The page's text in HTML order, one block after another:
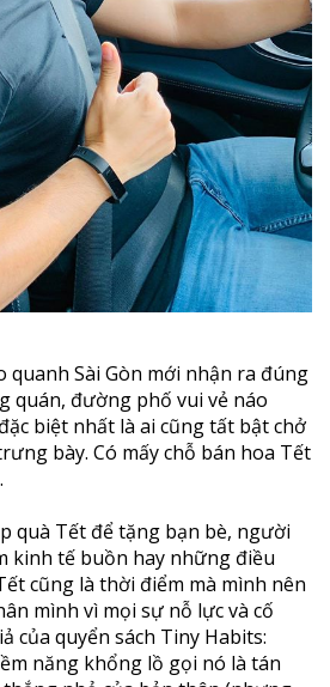
quanh Sài Gòn mới nhận ra đúng
quán, đường phố vui vẻ náo
biệt nhất là ai cũng tất bật chở
bày. Có mấy chỗ bán hoa Tết
quà Tết để tặng bạn bè, người
kinh tế buồn hay những điều
cũng là thời điểm mà mình nên
mình vì mọi sự nỗ lực và cố
của quyển sách Tiny Habits:
năng khổng lồ gọi nó là tán